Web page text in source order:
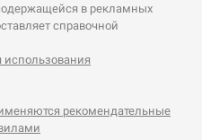
в рекламных
справочной
использования
рекомендательные